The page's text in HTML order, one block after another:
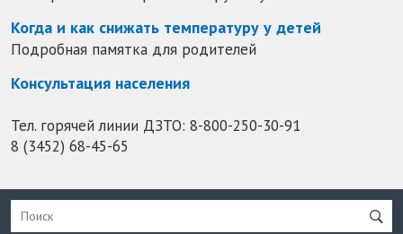
Когда и как снижать температуру у детей
Подробная памятка для родителей
Консультация населения
Тел. горячей линии ДЗТО: 8-800-250-30-91
8 (3452) 68-45-65